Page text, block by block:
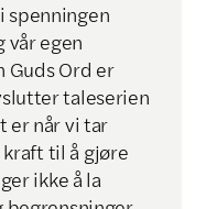
spenningen
vår egen
Ord er
taleserien
er når vi tar
til å gjøre
ikke å la